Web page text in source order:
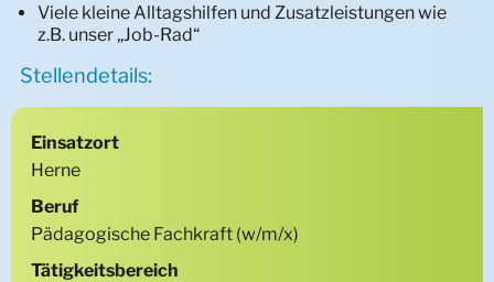
Viele kleine Alltagshilfen und Zusatzleistungen wie
z.B. unser „Job-Rad“
Stellendetails:
Einsatzort
Herne
Beruf
Pädagogische Fachkraft (w/m/x)
Tätigkeitsbereich